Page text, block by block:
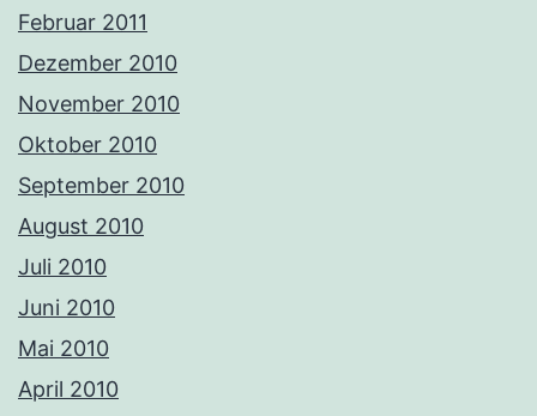
Februar 2011
Dezember 2010
November 2010
Oktober 2010
September 2010
August 2010
Juli 2010
Juni 2010
Mai 2010
April 2010